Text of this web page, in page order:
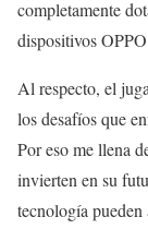
completamente
dispositivos
Al respecto, el
los desafíos que
Por eso me llena
invierten en su
tecnología